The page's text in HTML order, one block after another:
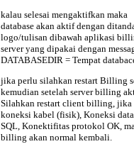
kalau selesai mengaktifkan maka
database akan aktif dengan
logo/tulisan dibawah aplikasi
server yang dipakai dengan
DATABASEDIR = Tempat
jika perlu silahkan restart Billing
kemudian setelah server billing
Silahkan restart client billing, jika
koneksi kabel (fisik), Koneksi
SQL, Konektifitas protokol OK,
billing akan normal kembali.